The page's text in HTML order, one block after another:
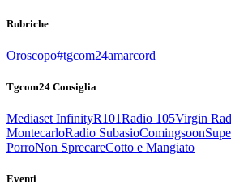
Rubriche
Oroscopo#tgcom24amarcord
Tgcom24 Consiglia
Mediaset InfinityR101Radio 105Virgin
MontecarloRadio SubasioComingsoon
PorroNon SprecareCotto e Mangiato
Eventi